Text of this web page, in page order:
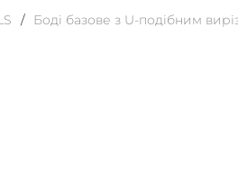
Боді базове з U-подібним